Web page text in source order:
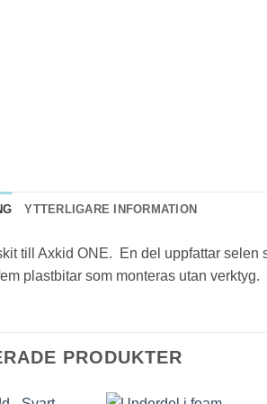
YTTERLIGARE INFORMATION
till Axkid ONE. En del uppfattar selen
plastbitar som monteras utan
PRODUKTER
+